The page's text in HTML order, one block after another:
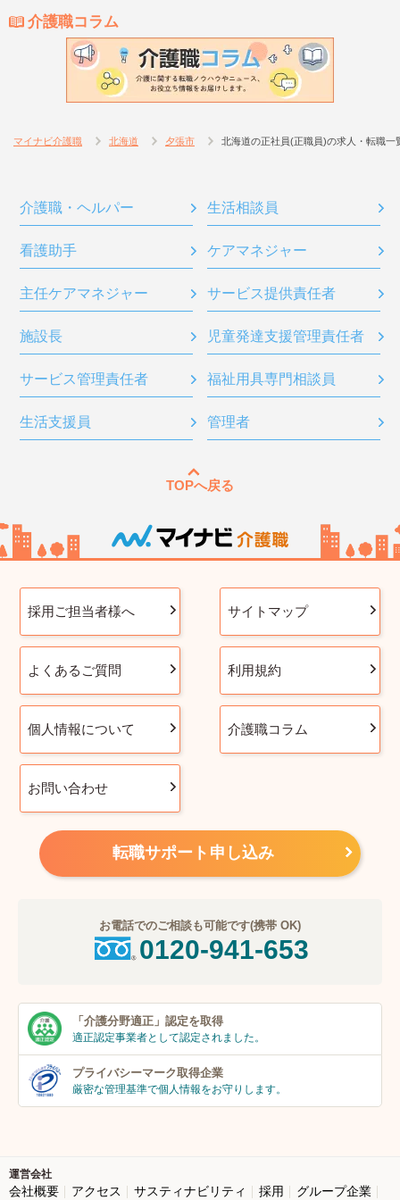
介護職コラム
マイナビ介護職 北海道 夕張市 北海道の正社員(正職員)の求人・転職一
介護職・ヘルパー 生活相談員
看護助手 ケアマネジャー
主任ケアマネジャー サービス提供責任者
施設長 児童発達支援管理責任者
サービス管理責任者 福祉用具専門相談員
生活支援員 管理者
TOPへ戻る
採用ご担当者様へ サイトマップ
よくあるご質問 利用規約
個人情報について 介護職コラム
お問い合わせ
転職サポート申し込み
お電話でのご相談も可能です(携帯 OK)
0120-941-653
「介護分野適正」 認定を取得
適正認定事業者として認定されました。
プライバシーマーク取得企業
厳密な管理基準で個人情報をお守りします。
運営会社
会社概要 アクセス サスティナビリティ 採用 グループ企業